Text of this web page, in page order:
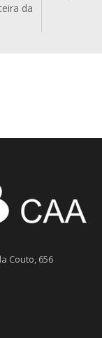
da
Couto, 656